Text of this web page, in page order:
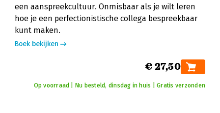
een aanspreekcultuur. Onmisbaar als je wilt leren
hoe je een perfectionistische collega bespreekbaar
kunt maken.
Boek bekijken
€ 27,50
Op voorraad | Nu besteld, dinsdag in huis | Gratis verzonden